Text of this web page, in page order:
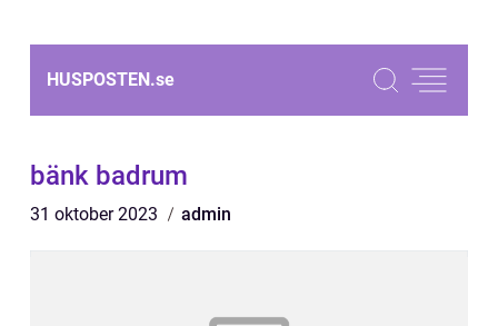
HUSPOSTEN.se
bänk badrum
31 oktober 2023 admin